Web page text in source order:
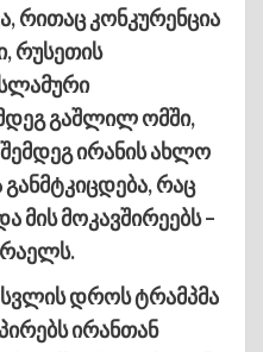
რითაც კონკურენცია
რუსეთის
გაშლილ ომში,
ირანის ახლო
რაც
მის მოკავშირეებს –
დროს ტრამპმა
ირანთან